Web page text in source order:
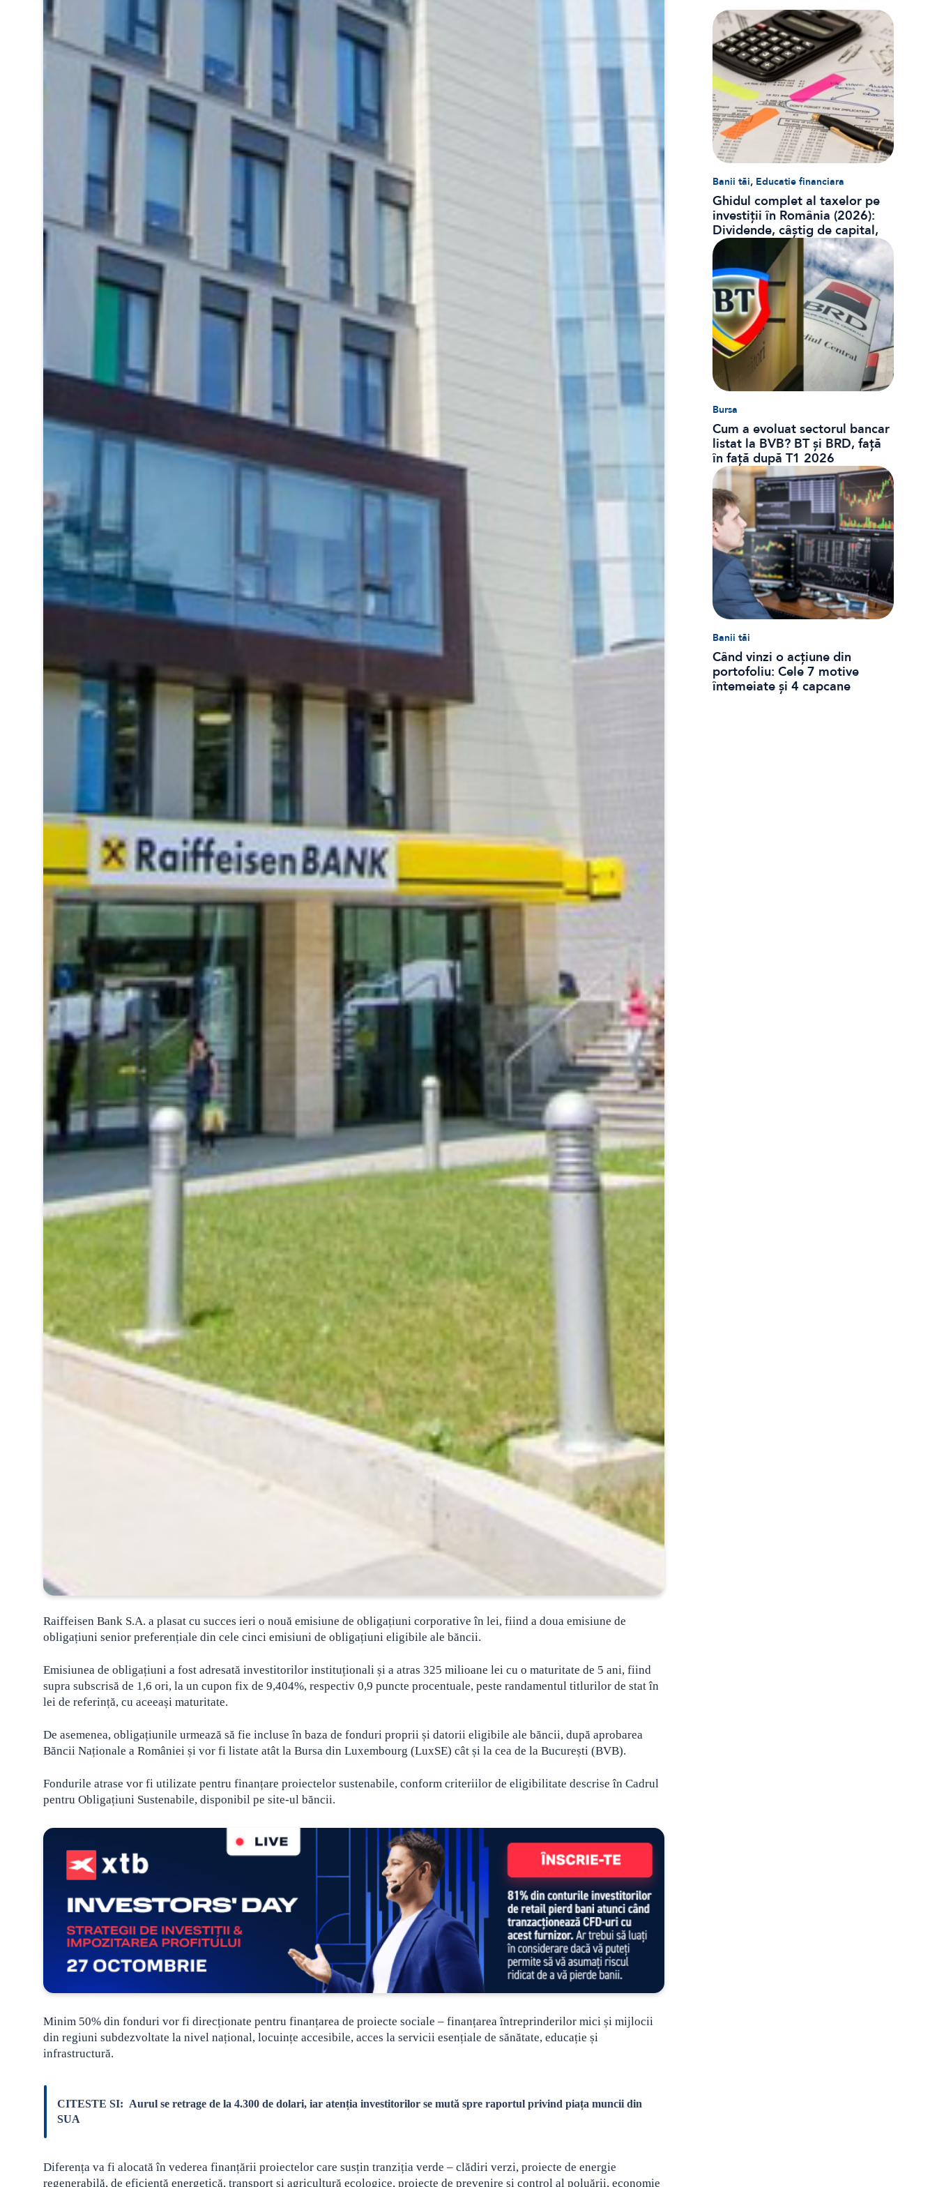
Raiffeisen Bank S.A. a plasat cu succes ieri o nouă emisiune de obligațiuni corporative în lei, fiind a doua emisiune de
obligațiuni senior preferențiale din cele cinci emisiuni de obligațiuni eligibile ale băncii.
Emisiunea de obligațiuni a fost adresată investitorilor instituționali și a atras 325 milioane lei cu o maturitate de 5 ani, fiind
supra subscrisă de 1,6 ori, la un cupon fix de 9,404%, respectiv 0,9 puncte procentuale, peste randamentul titlurilor de stat în
lei de referință, cu aceeași maturitate.
De asemenea, obligațiunile urmează să fie incluse în baza de fonduri proprii și datorii eligibile ale băncii, după aprobarea
Băncii Naționale a României și vor fi listate atât la Bursa din Luxembourg (LuxSE) cât și la cea de la București (BVB).
Fondurile atrase vor fi utilizate pentru finanțare proiectelor sustenabile, conform criteriilor de eligibilitate descrise în Cadrul
pentru Obligațiuni Sustenabile, disponibil pe site-ul băncii.
Minim 50% din fonduri vor fi direcționate pentru finanțarea de proiecte sociale – finanțarea întreprinderilor mici și mijlocii
din regiuni subdezvoltate la nivel național, locuințe accesibile, acces la servicii esențiale de sănătate, educație și
infrastructură.
CITESTE SI: Aurul se retrage de la 4.300 de dolari, iar atenția investitorilor se mută spre raportul privind piața muncii din
SUA
Diferența va fi alocată în vederea finanțării proiectelor care susțin tranziția verde – clădiri verzi, proiecte de energie
regenerabilă, de eficiență energetică, transport și agricultură ecologice, proiecte de prevenire și control al poluării, economie
Banii tăi, Educatie financiara
Ghidul complet al taxelor pe
investiții în România (2026):
Dividende, câștig de capital,
dobânzi și CASS
Bursa
Cum a evoluat sectorul bancar
listat la BVB? BT și BRD, față
în față după T1 2026
Banii tăi
Când vinzi o acțiune din
portofoliu: Cele 7 motive
întemeiate și 4 capcane